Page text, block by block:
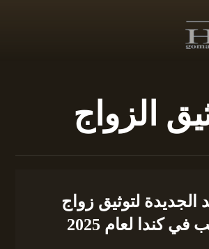
الزواج
الجديدة لتوثيق زواج
في كندا لعام 2025